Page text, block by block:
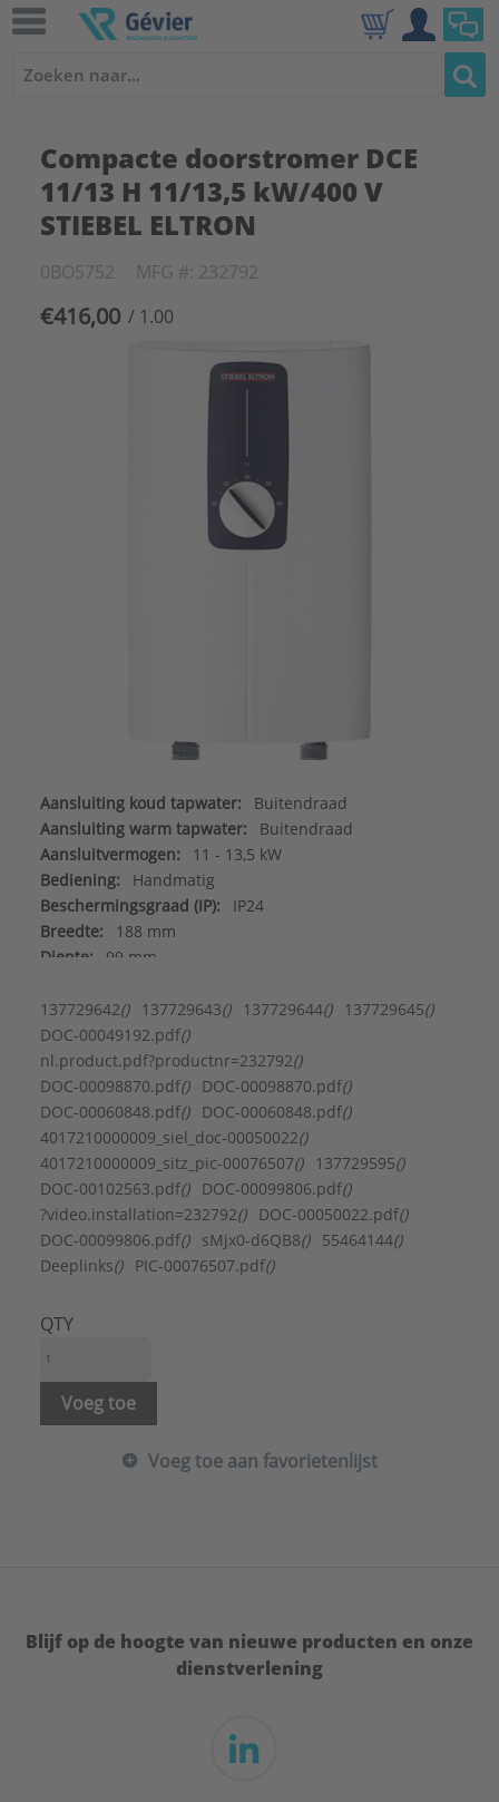
Compacte doorstromer DCE
11/13 H 11/13,5 kW/400 V
STIEBEL ELTRON
0BO5752 MFG #: 232792
€416,00 / 1.00
Aansluiting koud tapwater:
Buitendraad
Aansluiting warm tapwater:
Buitendraad
Aansluitvermogen:
11 - 13,5 kW
Bediening:
Handmatig
Beschermingsgraad (IP):
IP24
Breedte:
188 mm
Diepte:
99 mm
Geschikt voor KNX: Nee
Geschikt voor kunststof buis:
Geschikt voor voorverwarmd water:
Gewicht: 2,2 kg
Hoogte:
293 mm
Materiaal drukvat:
Kunststof
Max. werkdruk: 10 bar
Met display: Nee
Met kraan/mengkraan:
Nee
Montagewijze: Bovenbouw
Nom. diameter koud tapwater:
Nom. inhoud:
Nom. spanning 1:
Nom. spanning 2:
Nom. vermogen:
Temperatuurindicatie:
Uitwendige buisdiameter koud tapwater: 21,5 mm
Type:
DCE 11/13 H
Doorstromer
137729642() 137729643() 137729644() 137729645()
DOC-00049192.pdf()
nl.product.pdf?productnr=232792()
DOC-00098870.pdf() DOC-00098870.pdf()
DOC-00060848.pdf() DOC-00060848.pdf()
4017210000009_siel_doc-00050022()
4017210000009_sitz_pic-00076507() 137729595()
DOC-00102563.pdf() DOC-00099806.pdf()
?video.installation=232792() DOC-00050022.pdf()
DOC-00099806.pdf() sMjx0-d6QB8() 55464144()
Deeplinks() PIC-00076507.pdf()
QTY
Voeg toe
Voeg toe aan favorietenlijst
Blijf op de hoogte van nieuwe producten en onze
dienstverlening